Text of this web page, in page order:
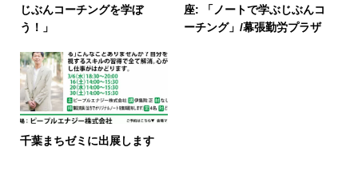
じぶんコーチングを学ぼ
う！」
座: 「ノートで学ぶじぶんコ
ーチング」/幕張勤労プラザ
千葉まちゼミに出展します